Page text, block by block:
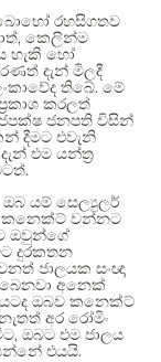
රහසිගතව
, කෙලින්ම
හැකි හෝ
දැන් මිලදී
තිබේ.මේ
කරලත්
ජනපති විසින්
දීමට එවැනි
එම යන්ත්‍ර
.
ඔබ යම් සෙල්‍යුලර්
කනෙක්ට් වන්නට
ඔවුන්ගේ
දුරකතන
ජාලයක සංඥා
අනෙක්
ඔබව කනෙක්ට්
අර රෝමිං
, ඔබට එම ජාලය
එයයි.